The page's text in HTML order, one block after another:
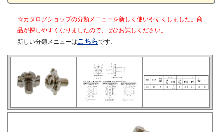
☆カタログショップの分類メニューを新しく使いやすくしました。商
品が探しやすくなりましたので、ぜひお試しください。
新しい分類メニューはこちらです。